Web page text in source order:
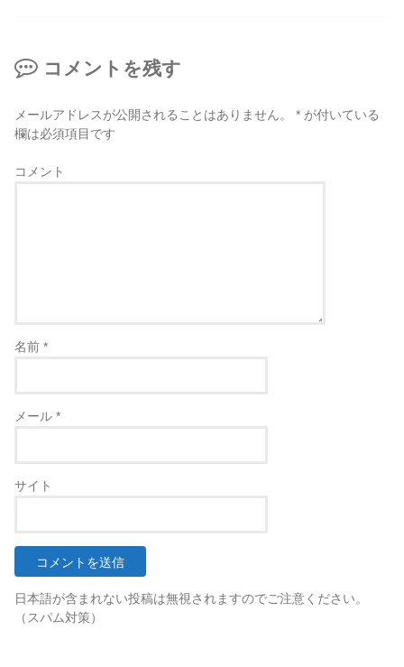
コメントを残す
メールアドレスが公開されることはありません。 * が付いている
欄は必須項目です
コメント
名前*
メール*
サイト
日本語が含まれない投稿は無視されますのでご注意ください。
（スパム対策）